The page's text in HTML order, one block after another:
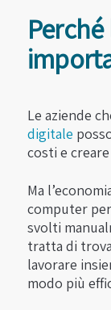
Le aziende
digitale
costi e
Ma
computer
svolti
tratta di
lavorare
modo più